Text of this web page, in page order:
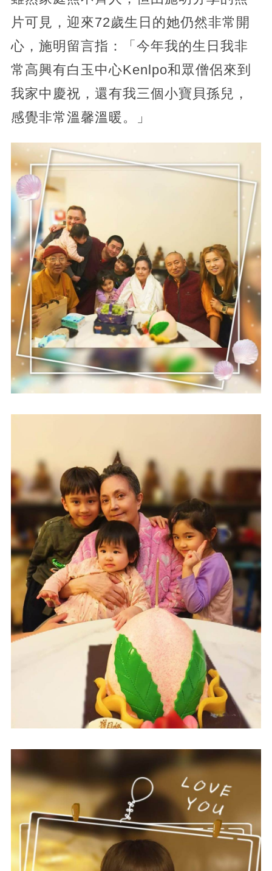
片可見，迎來72歲生日的她仍然非常開
心，施明留言指：「今年我的生日我非
常高興有白玉中心Kenlpo和眾僧侶來到
我家中慶祝，還有我三個小寶貝孫兒，
感覺非常溫馨溫暖。」